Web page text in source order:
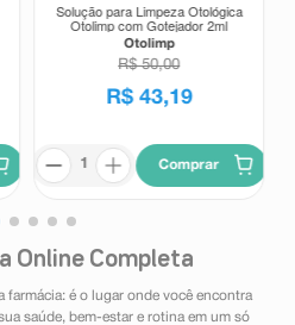
Solução para Limpeza Otológica
Otolimp com Gotejador 2ml
Otolimp
R$ 50,00
R$ 43,19
Comprar
Online Completa
farmácia: é o lugar onde você encontra
saúde, bem-estar e rotina em um só